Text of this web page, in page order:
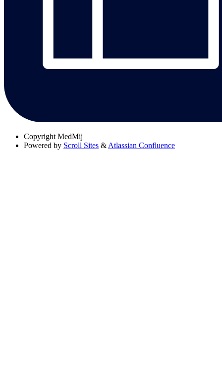
Copyright MedMij
Powered by Scroll Sites & Atlassian Confluence